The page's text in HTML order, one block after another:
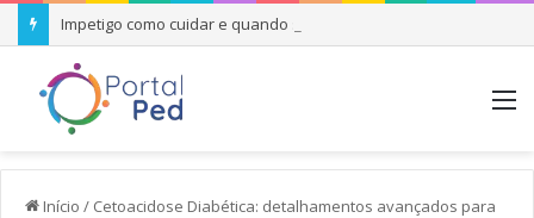
Impetigo como cuidar e quando se preocupar
Início / Cetoacidose Diabética: detalhamentos avançados para